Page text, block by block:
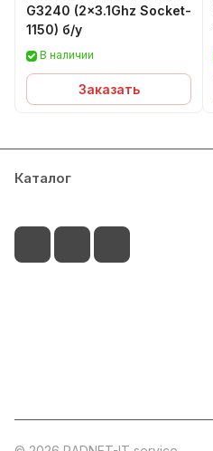
G3240 (2x3.1Ghz Socket-
1150) б/у
В наличии
Заказать
Каталог